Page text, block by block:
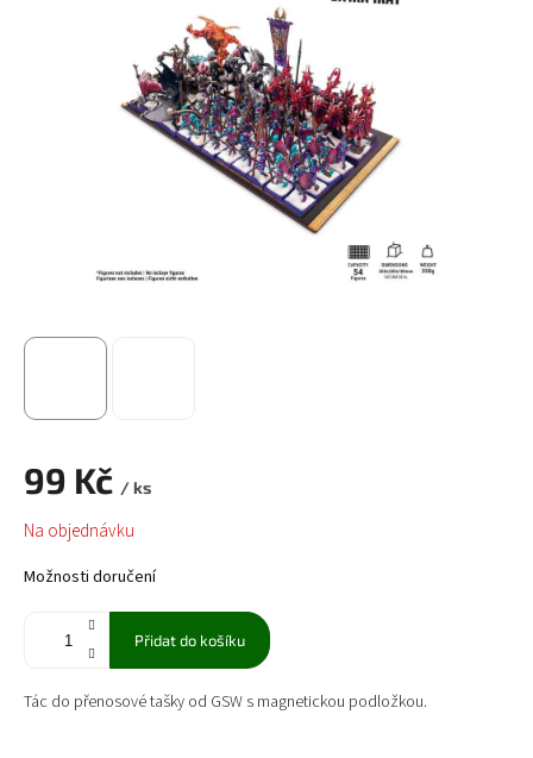
99 Kč / ks
Měrná
cena:
Na objednávku
Možnosti doručení
Přidat do košíku
Tác do přenosové tašky od GSW s magnetickou podložkou.